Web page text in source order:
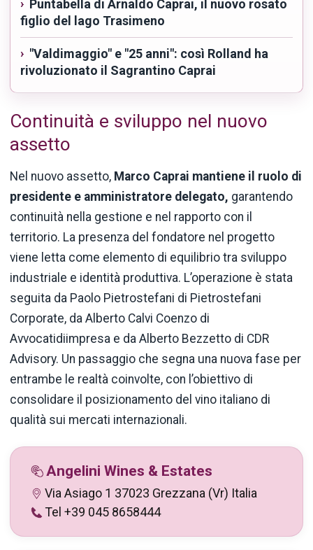
Puntabella di Arnaldo Caprai, il nuovo rosato
figlio del lago Trasimeno
"Valdimaggio" e "25 anni": così Rolland ha
rivoluzionato il Sagrantino Caprai
Continuità e sviluppo nel nuovo
assetto
Nel nuovo assetto, Marco Caprai mantiene il ruolo di
presidente e amministratore delegato, garantendo
continuità nella gestione e nel rapporto con il
territorio. La presenza del fondatore nel progetto
viene letta come elemento di equilibrio tra sviluppo
industriale e identità produttiva. L’operazione è stata
seguita da Paolo Pietrostefani di Pietrostefani
Corporate, da Alberto Calvi Coenzo di
Avvocatidiimpresa e da Alberto Bezzetto di CDR
Advisory. Un passaggio che segna una nuova fase per
entrambe le realtà coinvolte, con l’obiettivo di
consolidare il posizionamento del vino italiano di
qualità sui mercati internazionali.
Angelini Wines & Estates
Via Asiago 1 37023 Grezzana (Vr) Italia
Tel +39 045 8658444